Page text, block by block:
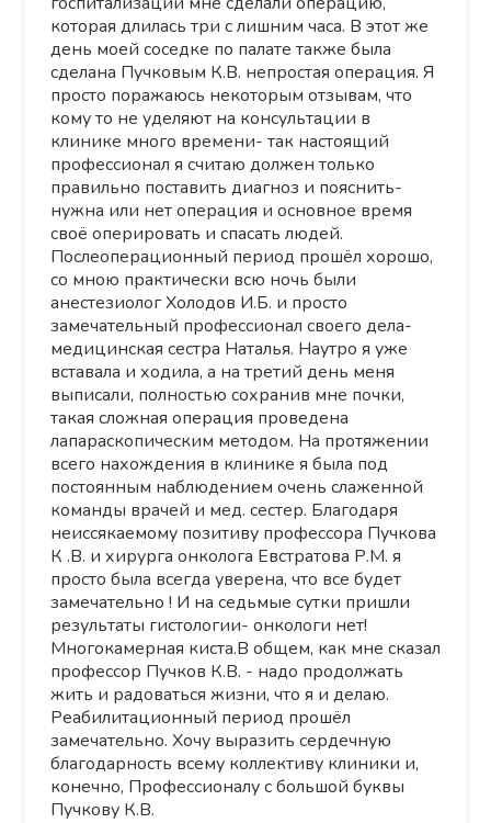
которая длилась три с лишним часа. В этот же
день моей соседке по палате также была
сделана Пучковым К.В. непростая операция. Я
просто поражаюсь некоторым отзывам, что
кому то не уделяют на консультации в
клинике много времени- так настоящий
профессионал я считаю должен только
правильно поставить диагноз и пояснить-
нужна или нет операция и основное время
своё оперировать и спасать людей.
Послеоперационный период прошёл хорошо,
со мною практически всю ночь были
анестезиолог Холодов И.Б. и просто
замечательный профессионал своего дела-
медицинская сестра Наталья. Наутро я уже
вставала и ходила, а на третий день меня
выписали, полностью сохранив мне почки,
такая сложная операция проведена
лапараскопическим методом. На протяжении
всего нахождения в клинике я была под
постоянным наблюдением очень слаженной
команды врачей и мед. сестер. Благодаря
неиссякаемому позитиву профессора Пучкова
К .В. и хирурга онколога Евстратова Р.М. я
просто была всегда уверена, что все будет
замечательно ! И на седьмые сутки пришли
результаты гистологии- онкологи нет!
Многокамерная киста.В общем, как мне сказал
профессор Пучков К.В. - надо продолжать
жить и радоваться жизни, что я и делаю.
Реабилитационный период прошёл
замечательно. Хочу выразить сердечную
благодарность всему коллективу клиники и,
конечно, Профессионалу с большой буквы
Пучкову К.В.